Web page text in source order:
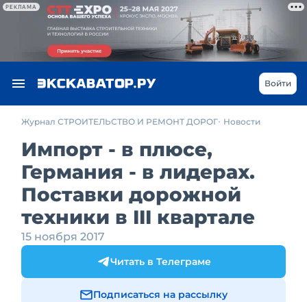
РЕКЛАМА
Войти
Журнал СТРОИТЕЛЬСТВО И РЕМОНТ ДОРОГ Новости
Импорт - в плюсе,
Германия - в лидерах.
Поставки дорожной
техники в III квартале
15 ноября 2017
Читать в Телеграме
Подписаться на рассылку